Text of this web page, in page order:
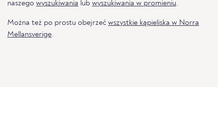
naszego wyszukiwania lub wyszukiwania w promieniu.
Można też po prostu obejrzeć wszystkie kąpieliska w Norra
Mellansverige.